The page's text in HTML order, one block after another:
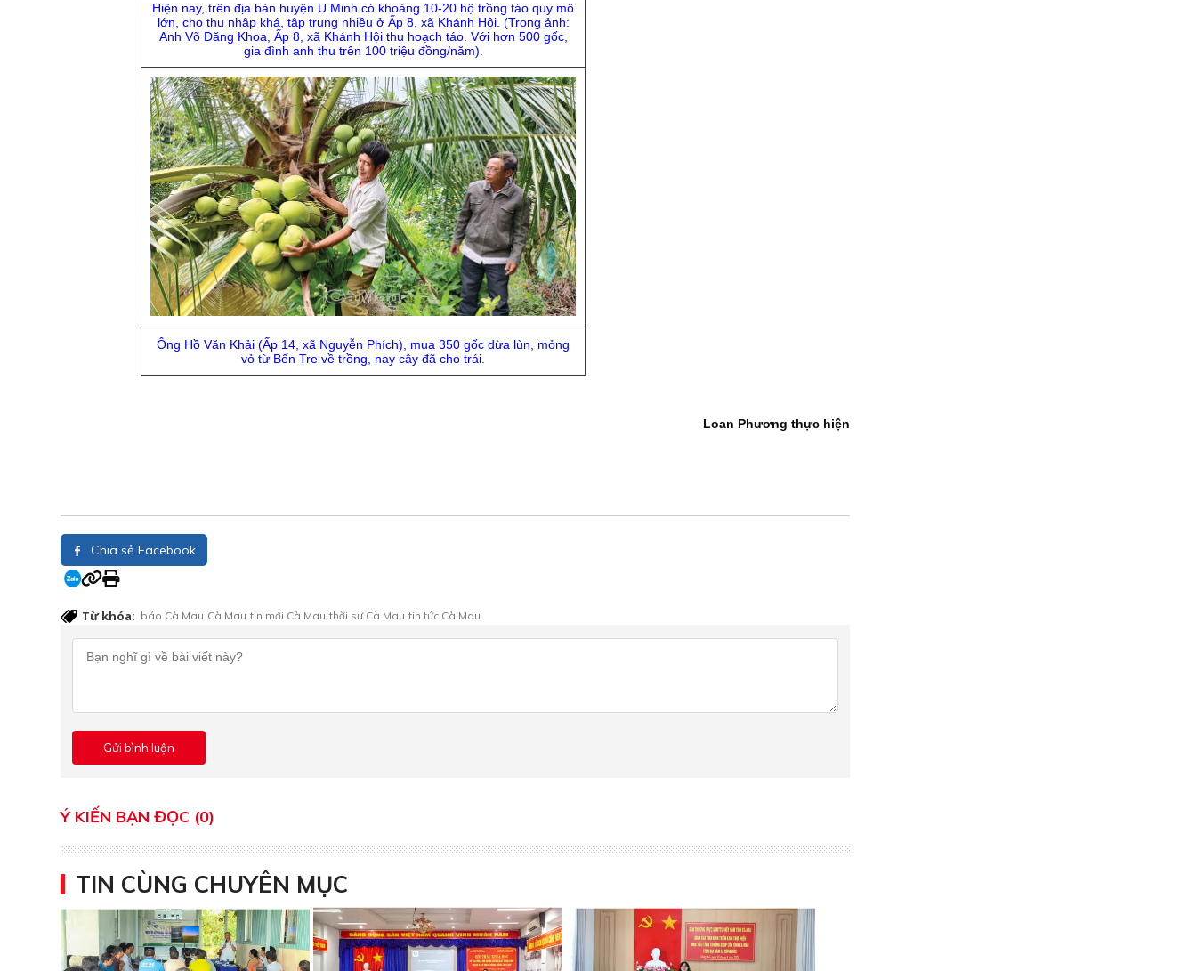
Hiện nay, trên địa bàn huyện U Minh có khoảng 10-20 hộ trồng táo quy mô
lớn, cho thu nhập khá, tập trung nhiều ở Ấp 8, xã Khánh Hội. (Trong ảnh:
Anh Võ Ðăng Khoa, Ấp 8, xã Khánh Hội thu hoạch táo. Với hơn 500 gốc,
gia đình anh thu trên 100 triệu đồng/năm).
Ông Hồ Văn Khải (Ấp 14, xã Nguyễn Phích), mua 350 gốc dừa lùn, mỏng
vỏ từ Bến Tre về trồng, nay cây đã cho trái.
Loan Phương thực hiện
Chia sẻ Facebook
Từ khóa: báo Cà Mau Cà Mau tin mới Cà Mau thời sự Cà Mau tin tức Cà Mau
Ý KIẾN BẠN ĐỌC (0)
TIN CÙNG CHUYÊN MỤC